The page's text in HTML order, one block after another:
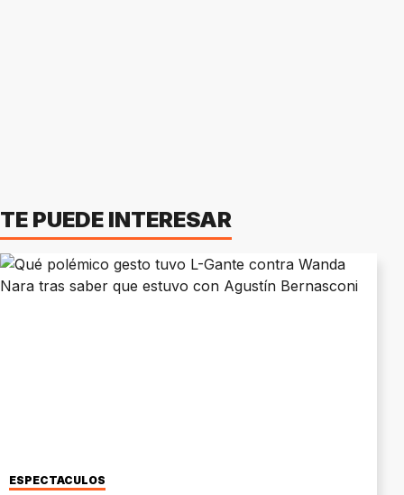
TE PUEDE INTERESAR
ESPECTÁCULOS